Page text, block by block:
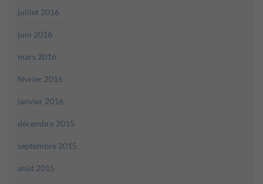
juillet 2016
juin 2016
mars 2016
février 2016
janvier 2016
décembre 2015
septembre 2015
août 2015